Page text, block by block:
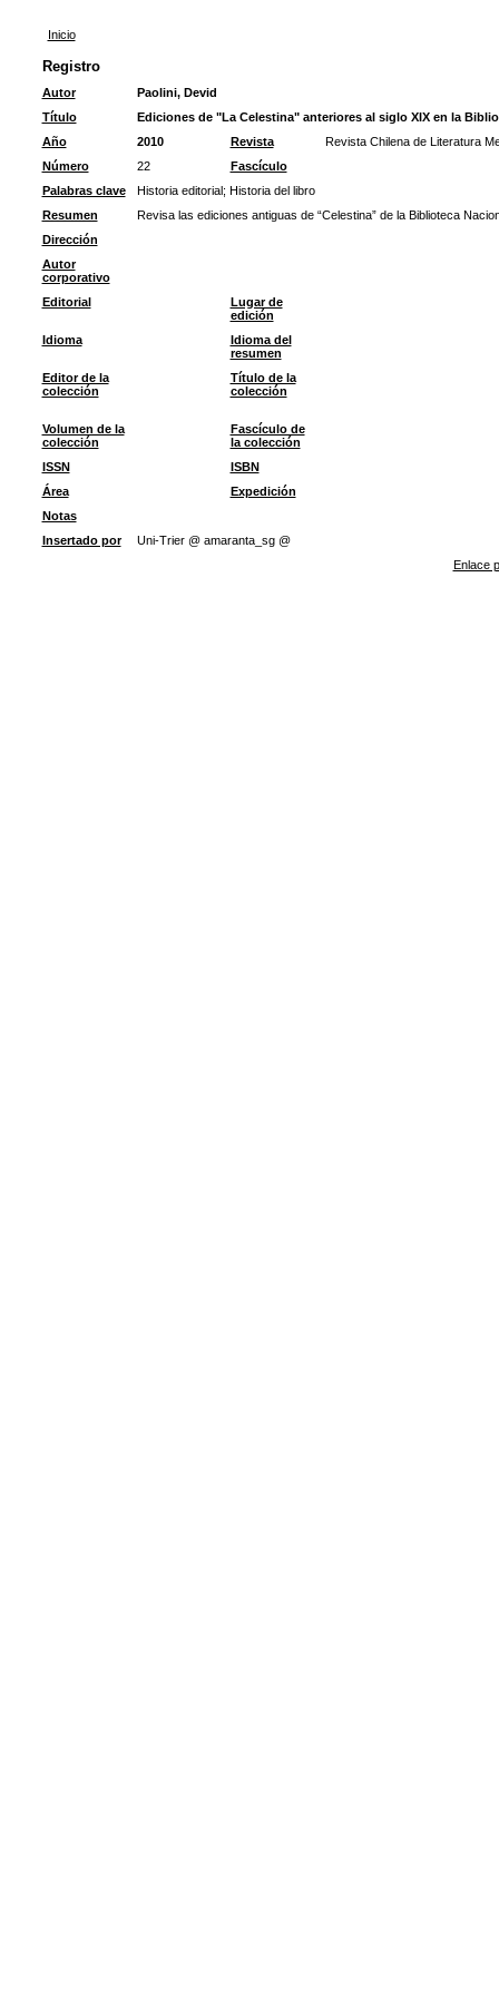
Inicio
Registro
Autor
Paolini, Devid
Título
Ediciones de "La Celestina" anteriores al siglo XIX en la
Año
2010 Revista
Revista Chilena de Literatura
Número
22
Fascículo
Palabras clave
Historia editorial; Historia del libro
Resumen
Revisa las ediciones antiguas de “Celestina” de la Biblioteca
Dirección
Autor
corporativo
Editorial
Lugar de
edición
Idioma
Idioma del
resumen
Editor de la
colección
Título de la
colección
Volumen de la
colección
Fascículo de
la colección
ISSN
ISBN
Área
Expedición
Notas
Insertado por
Uni-Trier @ amaranta_sg @
Enlace